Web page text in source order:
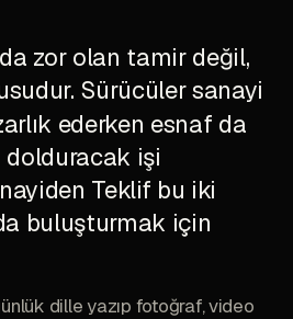
zor olan tamir değil,
Sürücüler sanayi
ederken esnaf da
işi
Teklif bu iki
buluşturmak için
dille yazıp fotoğraf, video